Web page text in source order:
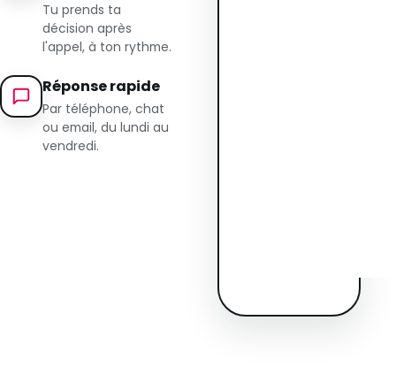
Tu prends ta
décision après
l'appel, à ton rythme.
Réponse rapide
Par téléphone, chat
ou email, du lundi au
vendredi.